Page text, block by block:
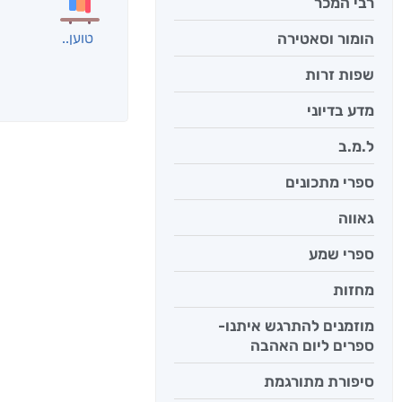
הומור וסאטירה
שפות זרות
מדע בדיוני
ל.מ.ב
ספרי מתכונים
גאווה
ספרי שמע
מחזות
מוזמנים להתרגש איתנו-
ספרים ליום האהבה
סיפורת מתורגמת